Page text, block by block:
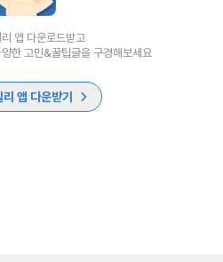
앱 다운로드받고
한 고민&꿀팁글을 구경해보세요
앱 다운받기